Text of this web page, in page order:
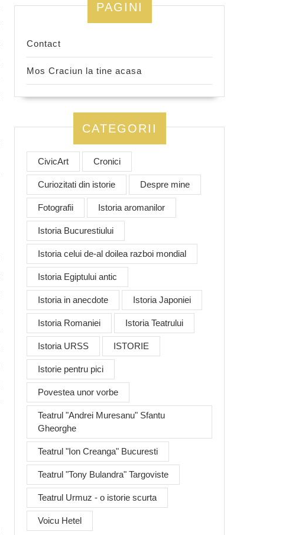
PAGINI
Contact
Mos Craciun la tine acasa
CATEGORII
CivicArt Cronici
Curiozitati din istorie Despre mine
Fotografii Istoria aromanilor
Istoria Bucurestiului
Istoria celui de-al doilea razboi mondial
Istoria Egiptului antic
Istoria in anecdote Istoria Japoniei
Istoria Romaniei Istoria Teatrului
Istoria URSS ISTORIE
Istorie pentru pici
Povestea unor vorbe
Teatrul "Andrei Muresanu" Sfantu
Gheorghe
Teatrul "Ion Creanga" Bucuresti
Teatrul "Tony Bulandra" Targoviste
Teatrul Urmuz - o istorie scurta
Voicu Hetel